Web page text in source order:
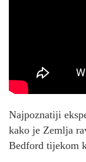
Najpoznatiji
kako je Zemlja
Bedford tijekom